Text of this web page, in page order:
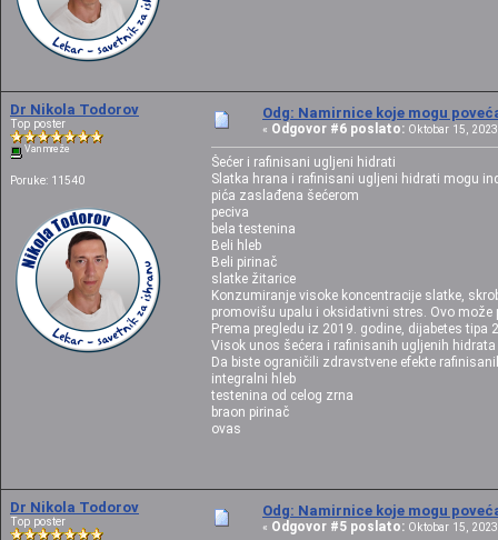
Dr Nikola Todorov
Top poster
Van mreže
Poruke: 11540
Odg: Namirnice koje mogu
« Odgovor #6 poslato: Oktobar 15,
Šećer i rafinisani ugljeni hidrati
Slatka hrana i rafinisani ugljeni hidrati mogu
pića zaslađena šećerom
peciva
bela testenina
Beli hleb
Beli pirinač
slatke žitarice
Konzumiranje visoke koncentracije slatke,
promovišu upalu i oksidativni stres. Ovo
Prema pregledu iz 2019. godine, dijabetes
Visok unos šećera i rafinisanih ugljenih
Da biste ograničili zdravstvene efekte
integralni hleb
testenina od celog zrna
braon pirinač
ovas
Dr Nikola Todorov
Top poster
Odg: Namirnice koje mogu
« Odgovor #5 poslato: Oktobar 15,